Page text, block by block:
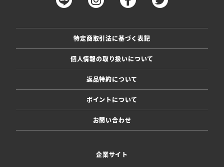
特定商取引法に基づく表記
個人情報の取り扱いについて
返品特約について
ポイントについて
お問い合わせ
企業サイト